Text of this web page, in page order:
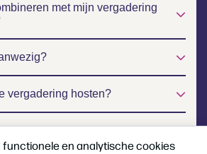
functionele en analytische cookies
met mijn vergadering
vergadering hosten?